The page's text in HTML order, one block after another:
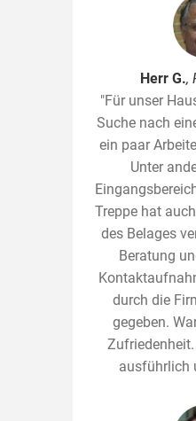
Herr G.,
"Für unser
Suche nach
ein paar
Unter
Treppe hat
des Belages
Beratung
durch die
gegeben.
ausführlich